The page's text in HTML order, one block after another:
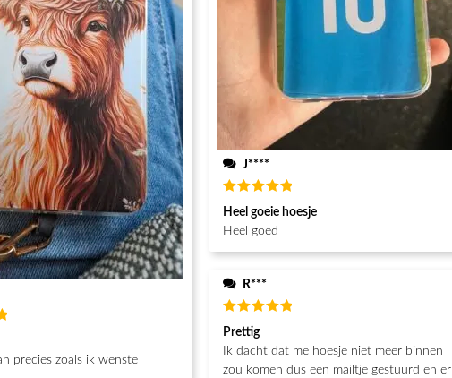
precies zoals ik wenste
J****
Waardering
5uit 5
Heel goeie hoesje
Heel goed
R***
Waardering
5 uit 5
Prettig
Ik dacht dat me hoesje niet meer binnen
zou komen dus een mailtje gestuurd en er